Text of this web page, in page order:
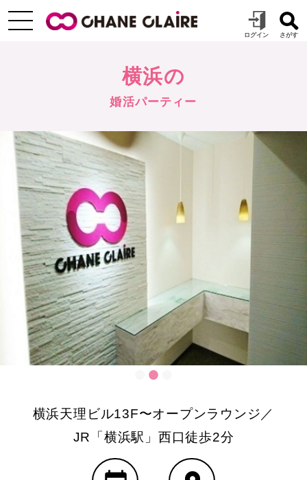
横浜の
婚活パーティー
横浜天理ビル13F〜オープンラウンジ／
JR「横浜駅」西口徒歩2分